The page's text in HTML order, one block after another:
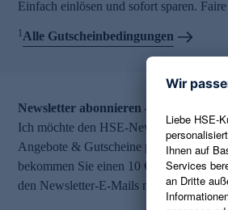
Einfach einlösen und sofort sparen.
1Alle Gutscheinbedingungen
Newsletter abonnieren – 10 €
Ich möchte den HSE-Newsletter
Angebote & Gutscheine per E-Mail
bekommen Sie einen 10 € Gutschein.
den Newsletter-E-Mails möglich.